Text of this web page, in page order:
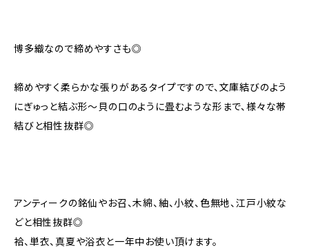
博多織なので締めやすさも◎
締めやすく柔らかな張りがあるタイプですので、文庫結びのよう
にぎゅっと結ぶ形〜貝の口のように畳むような形まで、様々な帯
結びと相性抜群◎
アンティークの銘仙やお召、木綿、紬、小紋、色無地、江戸小紋な
どと相性抜群◎
袷、単衣、真夏や浴衣と一年中お使い頂けます。